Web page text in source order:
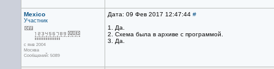
Mexico
Участник
с янв 2004
Москва
Сообщений: 5089
Дата: 09 Фев 2017 12:47:44 #
1. Да.
2. Схема была в архиве с программой.
3. Да.